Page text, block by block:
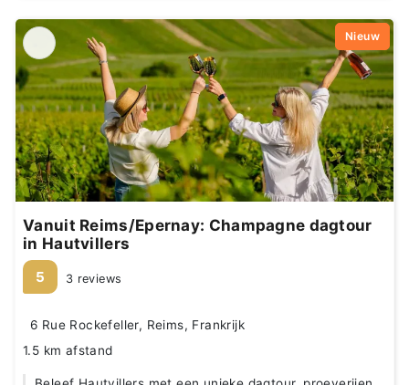
Nieuw
Vanuit Reims/Epernay: Champagne dagtour
in Hautvillers
5 3 reviews
6 Rue Rockefeller, Reims, Frankrijk
1.5 km afstand